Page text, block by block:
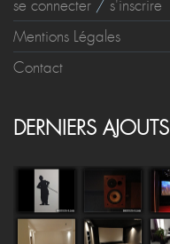
se connecter / s'inscrire
Mentions Légales
Contact
DERNIERS AJOUTS